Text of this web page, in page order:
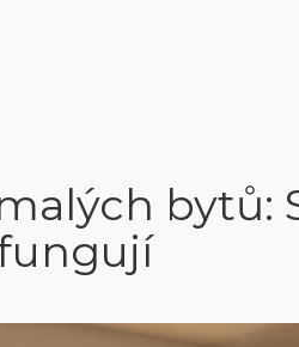
bytů: